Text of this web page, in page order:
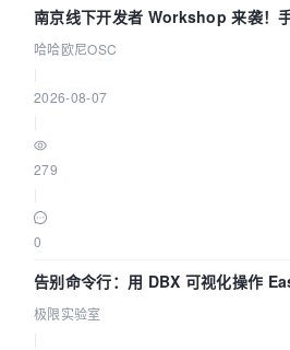
南京线下开发者 Workshop 来袭！
智能 Agent 应用
哈哈欧尼OSC
2026-08-07
279
0
告别命令行：用 DBX 可视化操作
极限实验室